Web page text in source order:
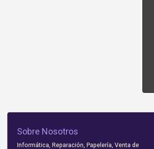
Sobre Nosotros
Informática, Reparación, Papelería, Venta de